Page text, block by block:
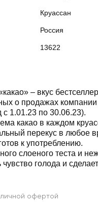
Круассан
Россия
13622
– вкус
о продажах
1.01.23 по 30.06.23).
какао в каждом
перекус в любое
к употреблению.
слоеного теста и
голода и
офертой